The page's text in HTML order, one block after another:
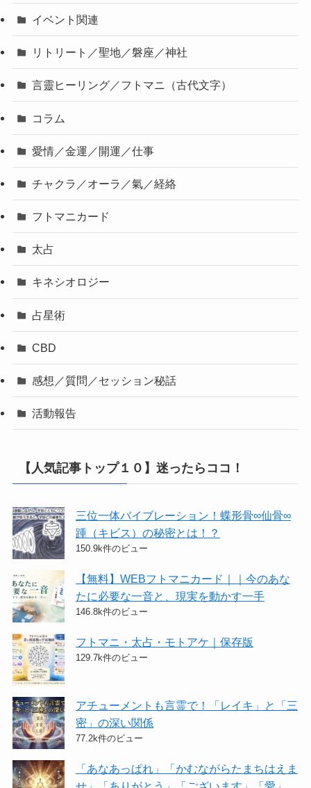
イベント関連
リトリート／聖地／磐座／神社
言靈ヒーリング／フトマニ（古代文字）
コラム
愛情／金運／開運／仕事
チャクラ／オーラ／氣／経絡
フトマニカード
太占
キネシオロジー
占星術
CBD
感想／質問／セッション秘話
活動報告
【人気記事トップ１０】迷ったらココ！
三位一体バイブレーション！蝶形骨∞仙骨∞
踵（キビス）の秘密とは！？
150.9k件のビュー
【無料】WEBフトマニカード｜｜今のあな
たに必要な一音と、現実を動かす一手
146.8k件のビュー
フトマニ・太占・モトアケ｜保存版
129.7k件のビュー
アチューメントも言霊で！「レイキ」と「三
密」の深い関係
77.2k件のビュー
「あなあっぱれ」「かむながらたまちはえま